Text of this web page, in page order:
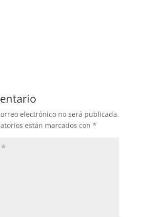
electrónico no será publicada.
están marcados con *